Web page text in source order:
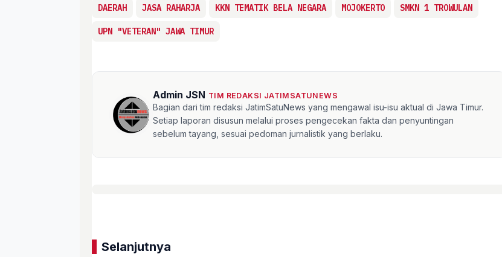
DAERAH JASA RAHARJA KKN TEMATIK BELA NEGARA MOJOKERTO SMKN 1 TROWULAN
UPN "VETERAN" JAWA TIMUR
Admin JSN TIM REDAKSI JATIMSATUNEWS
Bagian dari tim redaksi JatimSatuNews yang mengawal isu-isu aktual di Jawa Timur.
Setiap laporan disusun melalui proses pengecekan fakta dan penyuntingan
sebelum tayang, sesuai pedoman jurnalistik yang berlaku.
Selanjutnya